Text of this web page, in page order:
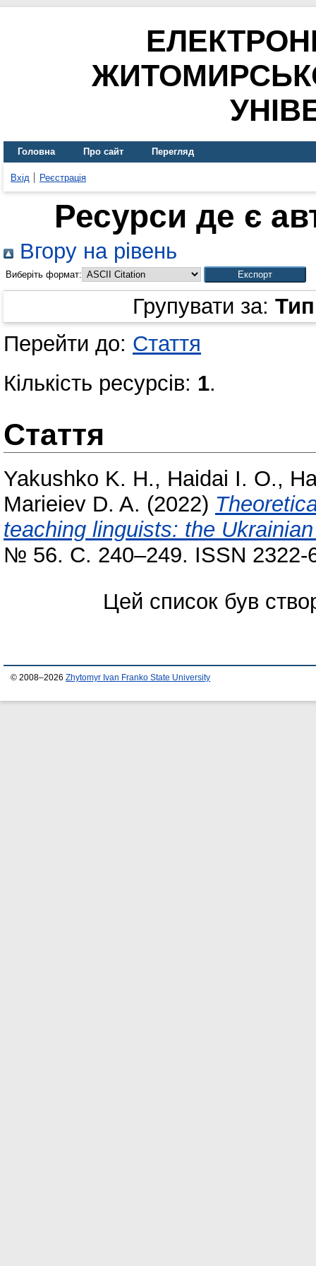
Головна Про сайт Перегляд
Вхід Реєстрація
Ресурси де є
Вгору на рівень
Виберіть формат:
Групувати за:
Перейти до: Стаття
Кількість ресурсів: 1.
Стаття
Yakushko K. H., Haidai I. O.,
Marieiev D. A. (2022)
teaching linguists: the
№ 56. С. 240–249. ISSN 2322-
Цей список був
© 2008–2026 Zhytomyr Ivan Franko State University